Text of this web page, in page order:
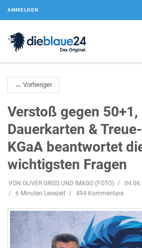
ANMELDEN
← Vorheriger
Verstoß gegen 50+1,
Dauerkarten &
KGaA beantwortet
wichtigsten Fragen
VON OLIVER GRISS UND IMAGO (FOTO)
6 Minuten Lesezeit
494 Kommentare